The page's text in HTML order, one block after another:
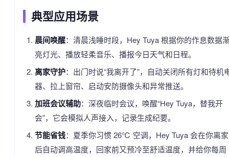
典型应用场景
晨间唤醒：清晨浅睡时段，Hey Tuya 根据你的作息数据
亮灯光、播放轻柔音乐、播报今日天气和日程。
离家守护：出门时说“我离开了”，自动关闭所有灯和待机
器、拉上窗帘、启动安防摄像头和异常推送。
加班会议辅助：深夜临时会议，唤醒“Hey Tuya，替我开
会”，它会模拟人声接入，记录生成纪要。
节能省钱：夏季你习惯 26℃ 空调，Hey Tuya 会在你离家
后自动调高温度，回家前又预冷至舒适温度，并给你每周